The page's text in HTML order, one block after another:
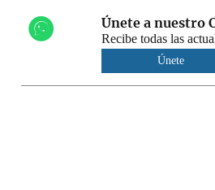
Únete a nuestro
Recibe todas las
Únete